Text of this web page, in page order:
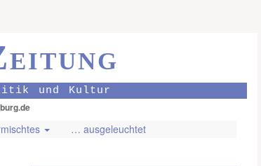
und Kultur
… ausgeleuchtet